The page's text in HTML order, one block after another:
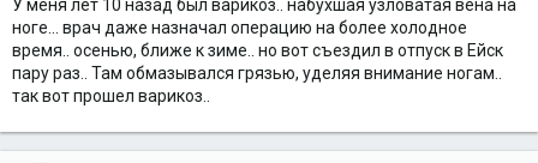
У меня лет 10 назад был варикоз.. набухшая узловатая вена на
ноге... врач даже назначал операцию на более холодное
время.. осенью, ближе к зиме.. но вот съездил в отпуск в Ейск
пару раз.. Там обмазывался грязью, уделяя внимание ногам..
так вот прошел варикоз..